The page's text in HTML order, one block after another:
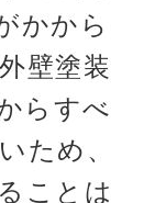
かから
壁塗装
らすべ
ため、
ことは